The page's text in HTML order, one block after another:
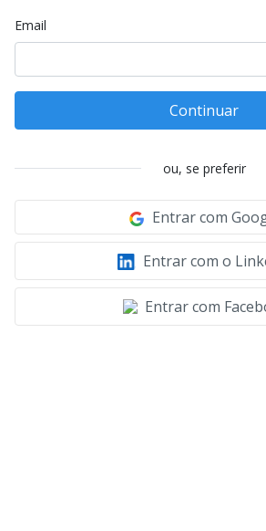
Email
Continuar
ou, se preferir
Entrar com
Entrar com o
Entrar com